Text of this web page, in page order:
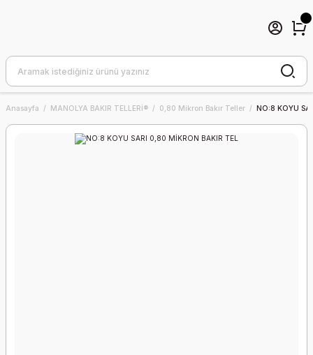
Anasayfa MANOLYA BAKIR TELLERİ® 0,80 Mikron Bakır Teller NO:8 KOYU